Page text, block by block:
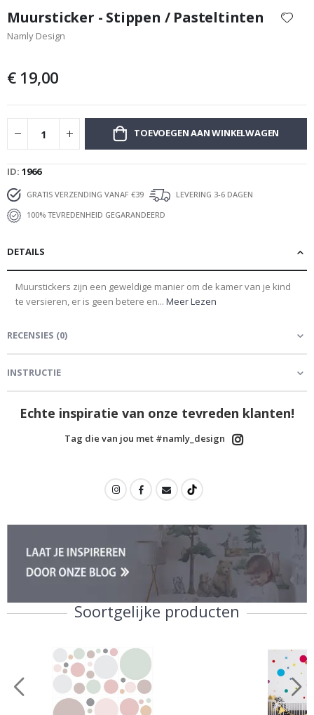
het
begin
afbeeldingen-
Muursticker - Stippen / Pasteltinten
Namly Design
€ 19,00
TOEVOEGEN AAN WINKELWAGEN
ID 1966
GRATIS VERZENDING VANAF €39
LEVERING 3-6 DAGEN
100% TEVREDENHEID GEGARANDEERD
DETAILS
Muurstickers zijn een geweldige manier om de kamer van je kind
te versieren, er is geen betere en... Meer Lezen
RECENSIES (0)
INSTRUCTIE
Echte inspiratie van onze tevreden klanten!
Tag die van jou met #namly_design
Soortgelijke producten